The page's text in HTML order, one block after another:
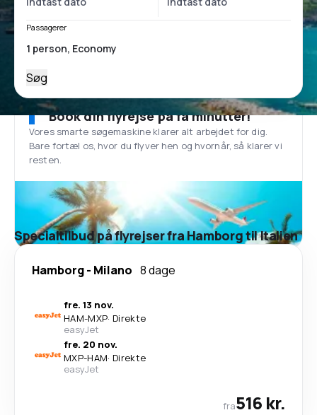
Passagerer
Søg
Book din flyrejse på få minutter!
Vores smarte søgemaskine klarer alt arbejdet for dig.
Bare fortæl os, hvor du flyver hen og hvornår, så klarer vi
resten.
Specialtilbud på flyrejser fra Hamborg til Italien
Hamborg- Milano 8 dage
fre. 13 nov.
HAM-MXP· Direkte
easyJet
fre. 20 nov.
MXP-HAM· Direkte
easyJet
fra516 kr.